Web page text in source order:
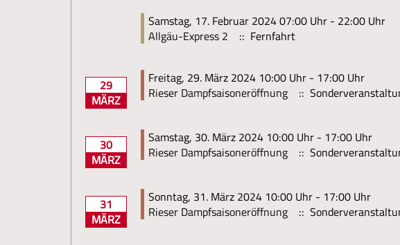
Samstag, 17. Februar 2024 07:00 Uhr - 22:00 Uhr
Allgäu-Express 2 :: Fernfahrt
29
MÄRZ
Freitag, 29. März 2024 10:00 Uhr - 17:00 Uhr
Rieser Dampfsaisoneröffnung ::
30
MÄRZ
Samstag, 30. März 2024 10:00 Uhr - 17:00 Uhr
Rieser Dampfsaisoneröffnung ::
31
MÄRZ
Sonntag, 31. März 2024 10:00 Uhr - 17:00 Uhr
Rieser Dampfsaisoneröffnung ::